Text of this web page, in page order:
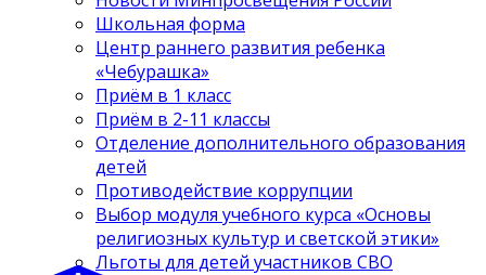
Школьная форма
Центр раннего развития ребенка
«Чебурашка»
Приём в 1 класс
Приём в 2-11 классы
Отделение дополнительного образования
детей
Противодействие коррупции
Выбор модуля учебного курса «Основы
религиозных культур и светской этики»
Льготы для детей участников СВО